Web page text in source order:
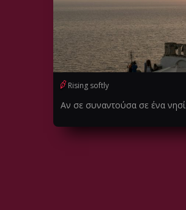
Rising softly
Αν σε συναντούσα σε ένα νησί